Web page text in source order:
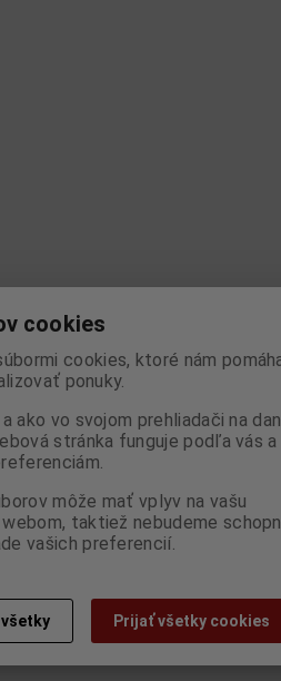
cookies
cookies, ktoré nám
ponuky.
ako vo svojom prehliadači na
stránka funguje podľa vás a
môže mať vplyv na vašu
taktiež nebudeme
vašich preferencií.
Prijať všetky cookies